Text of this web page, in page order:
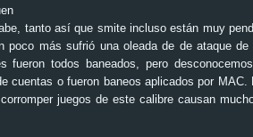
tanto así que smite incluso están muy
poco más sufrió una oleada de de ataque
fueron todos baneados, pero
cuentas o fueron baneos aplicados por MAC.
juegos de este calibre causan